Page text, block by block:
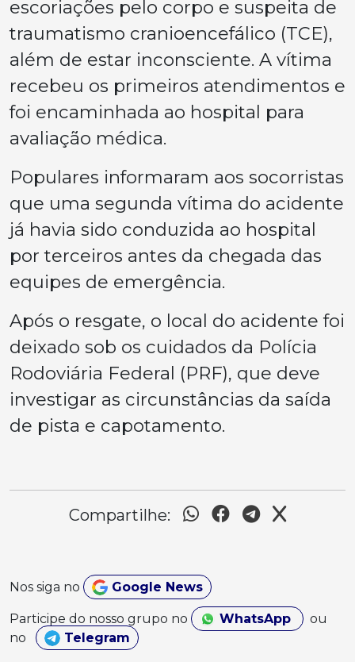
escoriações pelo corpo e suspeita de
traumatismo cranioencefálico (TCE),
além de estar inconsciente. A vítima
recebeu os primeiros atendimentos e
foi encaminhada ao hospital para
avaliação médica.
Populares informaram aos socorristas
que uma segunda vítima do acidente
já havia sido conduzida ao hospital
por terceiros antes da chegada das
equipes de emergência.
Após o resgate, o local do acidente foi
deixado sob os cuidados da Polícia
Rodoviária Federal (PRF), que deve
investigar as circunstâncias da saída
de pista e capotamento.
Compartilhe:
Nos siga no Google News
Participe do nosso grupo no WhatsApp
ou
no
Telegram